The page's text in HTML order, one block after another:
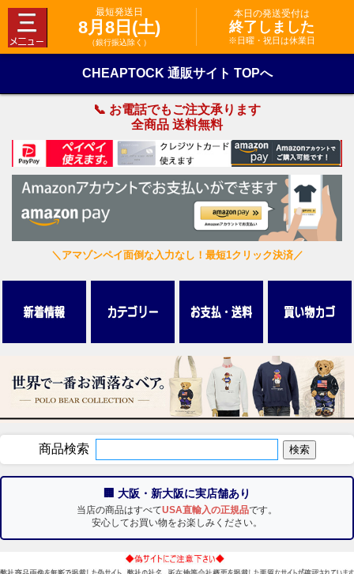
最短発送日
8月8日(土)
（銀行振込除く）
本日の発送受付は
終了しました
※日曜・祝日は休業日
CHEAPTOCK 通販サイト TOPへ
📞 お電話でもご注文承ります
全商品 送料無料
＼アマゾンペイ面倒な入力なし！最短1クリック決済／
商品検索
🏢 大阪・新大阪に実店舗あり
当店の商品はすべてUSA直輸入の正規品です。
安心してお買い物をお楽しみください。